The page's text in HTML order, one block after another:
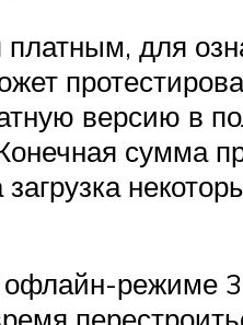
для
версию в
сумма
офлайн-режиме